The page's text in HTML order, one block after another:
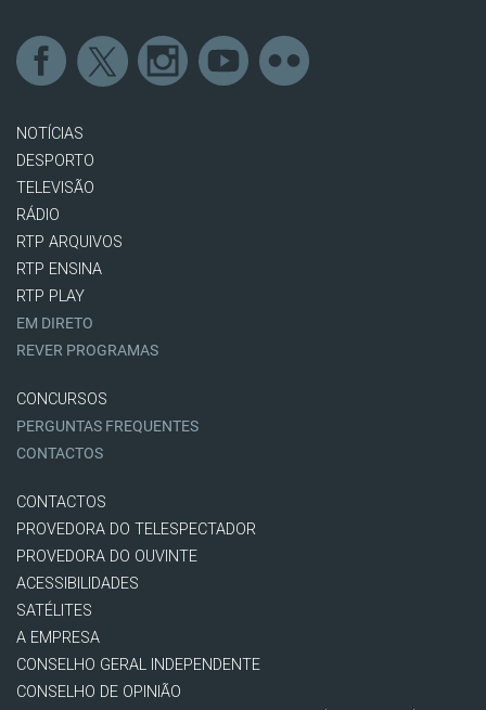
NOTÍCIAS
DESPORTO
TELEVISÃO
RÁDIO
RTP ARQUIVOS
RTP ENSINA
RTP PLAY
EM DIRETO
REVER PROGRAMAS
CONCURSOS
PERGUNTAS FREQUENTES
CONTACTOS
CONTACTOS
PROVEDORA DO TELESPECTADOR
PROVEDORA DO OUVINTE
ACESSIBILIDADES
SATÉLITES
A EMPRESA
CONSELHO GERAL INDEPENDENTE
CONSELHO DE OPINIÃO